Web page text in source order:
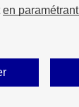
en